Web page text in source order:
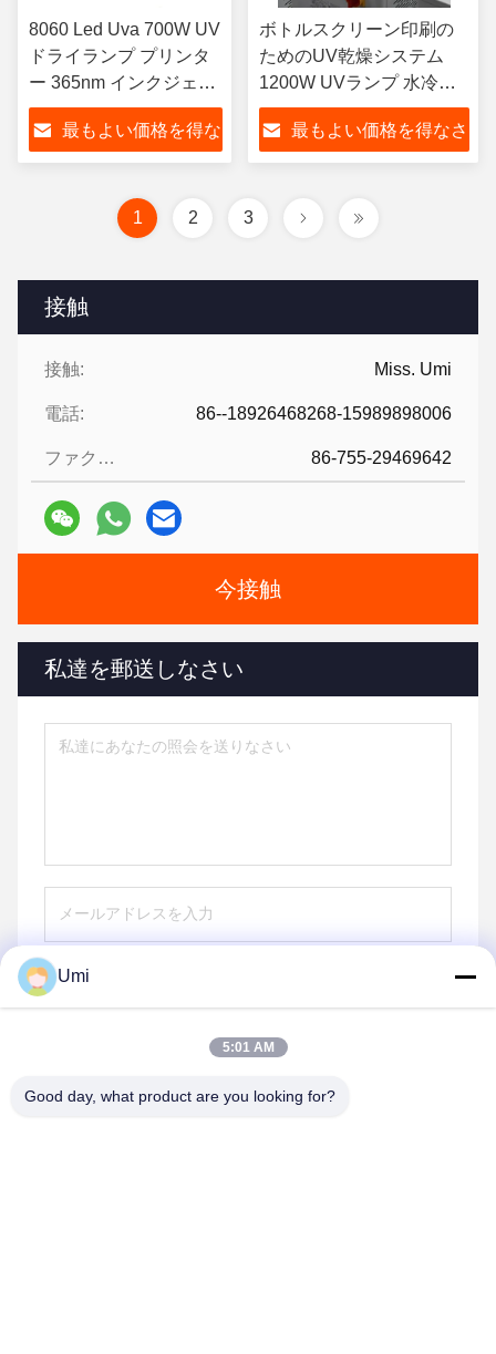
接触
接触: Miss. Umi
電話: 86--18926468268-15989898006
ファクシミリ: 86-755-29469642
今接触
私達を郵送しなさい
送りなさい
8060 Led Uva 700W UV
ドライランプ プリンタ
ー 365nm インクジェッ
トプリンターのための
UV 粘着剤で印刷
最もよい価格を得な
ボトルスクリーン印刷の
ためのUV乾燥システム
1200W UVランプ 水冷却
365nm 395nm
最もよい価格を得なさ
1 2 3
Umi
5:01 AM
Good day, what product are you looking for?